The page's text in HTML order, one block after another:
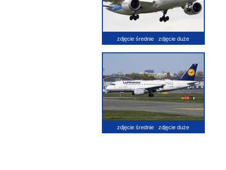
zdjęcie średnie zdjęcie duże
zdjęcie średnie zdjęcie duże